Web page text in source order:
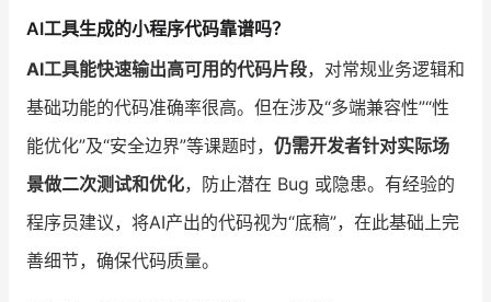
AI工具生成的小程序代码靠谱吗？
AI工具能快速输出高可用的代码片段，对常规业务逻辑和
基础功能的代码准确率很高。但在涉及“多端兼容性”“性
能优化”及“安全边界”等课题时， 仍需开发者针对实际场
景做二次测试和优化，防止潜在 Bug 或隐患。有经验的
程序员建议，将AI产出的代码视为“底稿”，在此基础上完
善细节，确保代码质量。